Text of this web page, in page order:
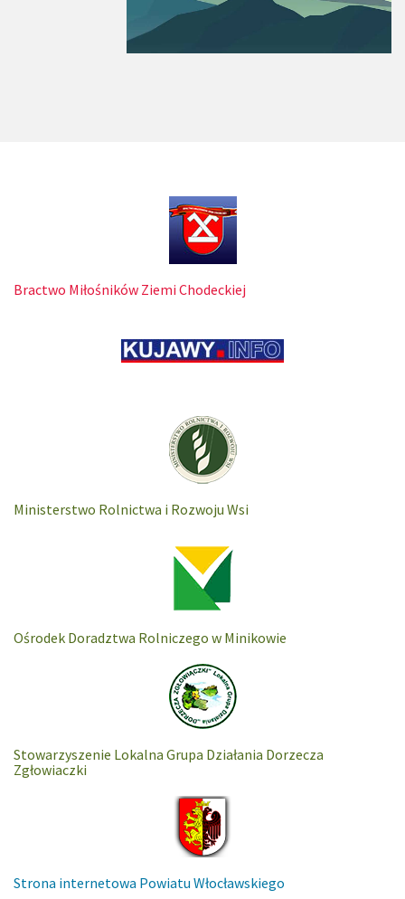
Bractwo Miłośników Ziemi Chodeckiej
Ministerstwo Rolnictwa i Rozwoju Wsi
Ośrodek Doradztwa Rolniczego w Minikowie
Stowarzyszenie Lokalna Grupa Działania Dorzecza
Zgłowiaczki
Strona internetowa Powiatu Włocławskiego